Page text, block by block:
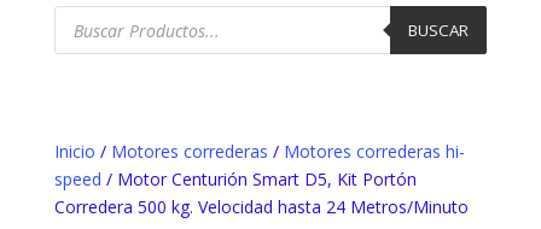
Búsqueda
productos
BUSCAR
Inicio / Motores correderas / Motores correderas hi-
speed / Motor Centurión Smart D5, Kit Portón
Corredera 500 kg. Velocidad hasta 24 Metros/Minuto